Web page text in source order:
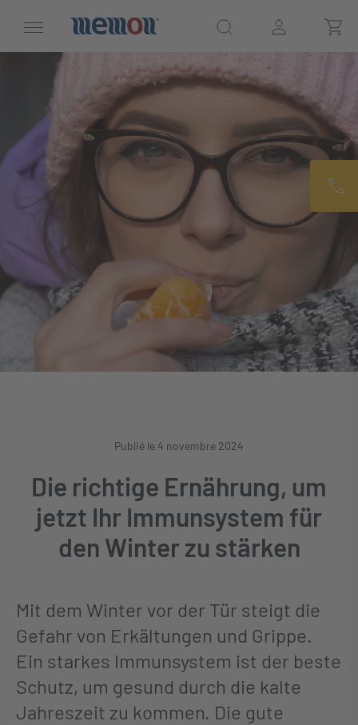
Publié le 4 novembre 2024
Die richtige Ernährung, um
jetzt Ihr Immunsystem für
den Winter zu stärken
Mit dem Winter vor der Tür steigt die
Gefahr von Erkältungen und Grippe.
Ein starkes Immunsystem ist der beste
Schutz, um gesund durch die kalte
Jahreszeit zu kommen. Die gute